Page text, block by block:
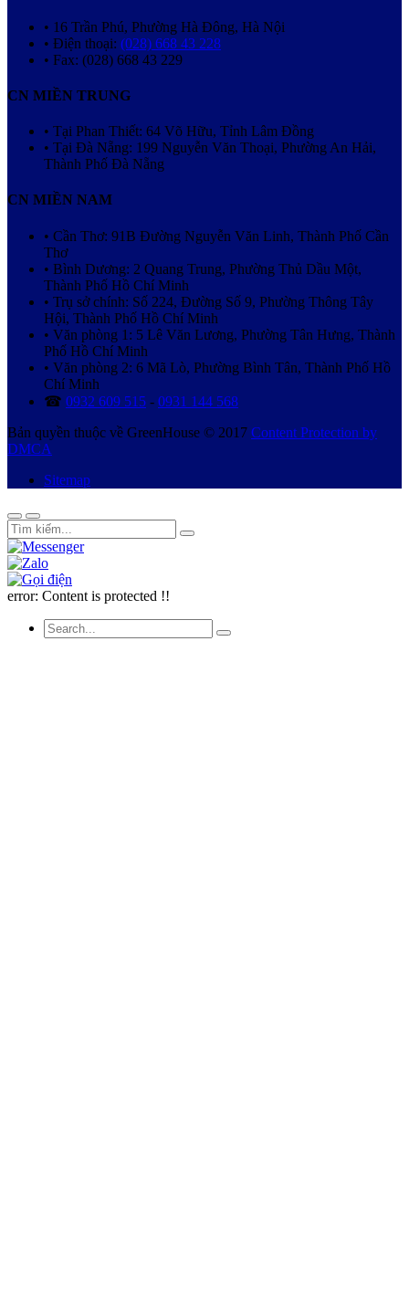
• 16 Trần Phú, Phường Hà Đông, Hà Nội
• Điện thoại: (028) 668 43 228
• Fax: (028) 668 43 229
CN MIỀN TRUNG
• Tại Phan Thiết: 64 Võ Hữu, Tỉnh Lâm Đồng
• Tại Đà Nẵng: 199 Nguyễn Văn Thoại, Phường An Hải,
Thành Phố Đà Nẵng
CN MIỀN NAM
• Cần Thơ: 91B Đường Nguyễn Văn Linh, Thành Phố Cần
Thơ
• Bình Dương: 2 Quang Trung, Phường Thủ Dầu Một,
Thành Phố Hồ Chí Minh
• Trụ sở chính: Số 224, Đường Số 9, Phường Thông Tây
Hội, Thành Phố Hồ Chí Minh
• Văn phòng 1: 5 Lê Văn Lương, Phường Tân Hưng, Thành
Phố Hồ Chí Minh
• Văn phòng 2: 6 Mã Lò, Phường Bình Tân, Thành Phố Hồ
Chí Minh
☎ 0932 609 515 - 0931 144 568
Bản quyền thuộc về GreenHouse © 2017 Content Protection by
DMCA
Sitemap
error: Content is protected !!